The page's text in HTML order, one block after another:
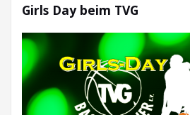
Girls Day beim TVG